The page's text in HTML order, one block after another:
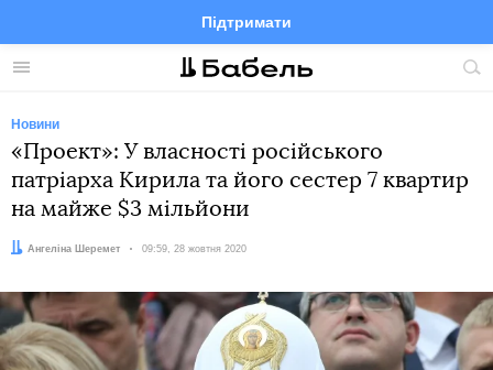
Меню
Підтримати
FacebookTelegramTwitter
Новини
«Проект»: У власності російського
патріарха Кирила та його сестер 7 квартир
на майже $3 мільйони
Автор:
Ангеліна Шеремет Дата:
09:59, 28 жовтня 2020